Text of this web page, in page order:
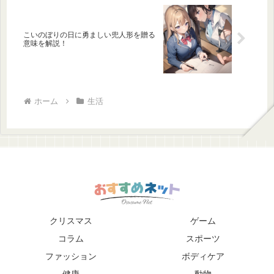
こいのぼりの日に勇ましい兜人形を贈る
意味を解説！
ホーム 生活
クリスマス
ゲーム
コラム
スポーツ
ファッション
ボディケア